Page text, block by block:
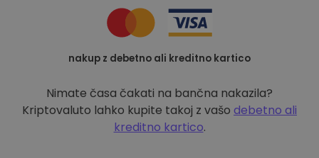
nakup z debetno ali kreditno kartico
Nimate časa čakati na bančna nakazila?
Kriptovaluto lahko kupite takoj z vašo debetno ali
kreditno kartico.